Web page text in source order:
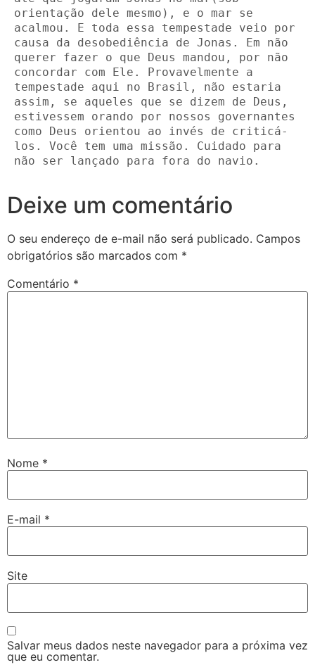
orientação dele mesmo), e o mar se
acalmou. E toda essa tempestade veio por
causa da desobediência de Jonas. Em não
querer fazer o que Deus mandou, por não
concordar com Ele. Provavelmente a
tempestade aqui no Brasil, não estaria
assim, se aqueles que se dizem de Deus,
estivessem orando por nossos governantes
como Deus orientou ao invés de criticá-
los. Você tem uma missão. Cuidado para
não ser lançado para fora do navio.
Deixe um comentário
O seu endereço de e-mail não será publicado. Campos
obrigatórios são marcados com *
Comentário *
Nome *
E-mail *
Site
Salvar meus dados neste navegador para a próxima vez
que eu comentar.